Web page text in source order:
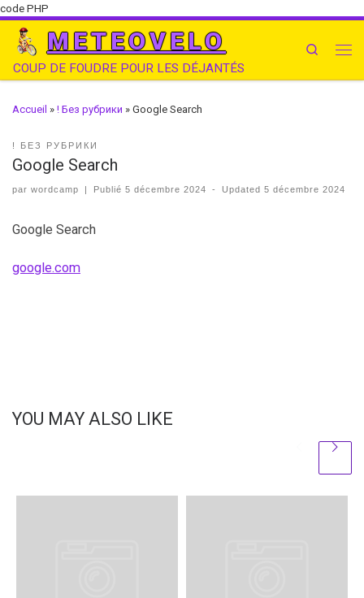
code PHP
METEOVELO
COUP DE FOUDRE POUR LES DÉJANTÉS
Search
Accueil » ! Без рубрики » Google Search
! БЕЗ РУБРИКИ
Google Search
par wordcamp | Publié5 décembre 2024 - Updated5 décembre 2024
Google Search
google.com
YOU MAY ALSO LIKE